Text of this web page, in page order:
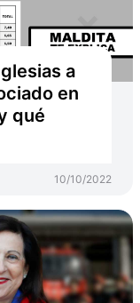
a
en
qué
10/10/2022